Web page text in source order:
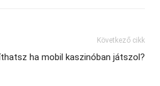
Következő cikk
ha mobil kaszinóban játszol?